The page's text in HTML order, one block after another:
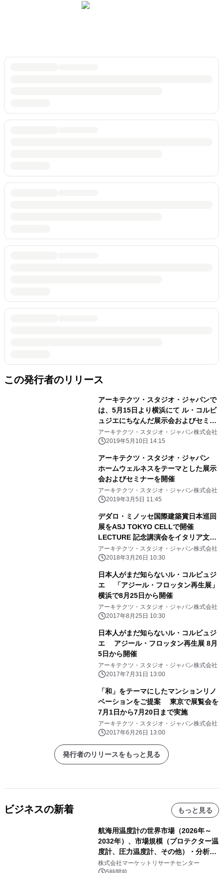
この発行者のリリース
アーキテクツ・スタジオ・ジャパンで
は、5月15日より横浜にて ル・コルビ
ュジエにちなんだ展示会およびセミナ
ーを開催
アーキテクツ・スタジオ・ジャパン株式会社
2019年5月10日 14:15
アーキテクツ・スタジオ・ジャパン
ホームウェルネスをテーマとした展示
会およびセミナーを開催
アーキテクツ・スタジオ・ジャパン株式会社
2019年3月5日 11:45
デダロ・ミノッセ国際建築賞日本巡回
展をASJ TOKYO CELLで開催
LECTURE 記念講演会をイタリア文化
会館にて実施
アーキテクツ・スタジオ・ジャパン株式会社
2018年3月26日 10:30
日本人がまだ知らないル・コルビュジ
エ 「アジール・フロッタン再生展」
横浜で8月25日から開催
アーキテクツ・スタジオ・ジャパン株式会社
2017年8月25日 10:30
日本人がまだ知らないル・コルビュジ
エ アジール・フロッタン再生展 8月
5日から開催
アーキテクツ・スタジオ・ジャパン株式会社
2017年7月31日 13:00
「和」をテーマにしたマンションリノ
ベーションをご提案 東京で展覧会を
7月1日から7月20日まで実施
アーキテクツ・スタジオ・ジャパン株式会社
2017年6月26日 13:00
発行者のリリースをもっと見る
ビジネスの新着 もっと見る
航海用温度計の世界市場（2026年～
2032年）、市場規模（プロテクター温
度計、圧力温度計、その他）・分析レ
ポートを発表
株式会社マーケットリサーチセンター